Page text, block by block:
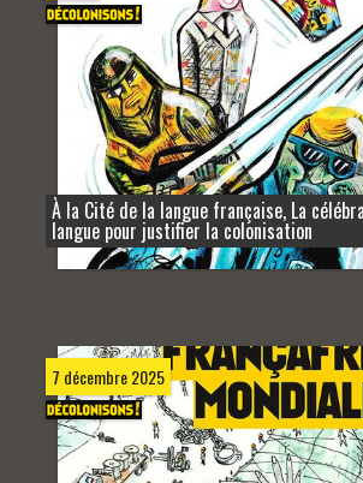
À la Cité de la langue française, La
langue pour justifier la colonisation
7 décembre 2025